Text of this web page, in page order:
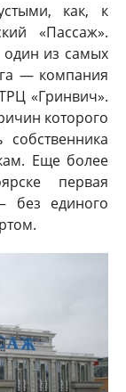
как, к
«Пассаж».
один из самых
— компания
«Гринвич».
которого
собственника
Еще более
первая
без единого